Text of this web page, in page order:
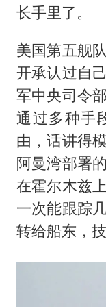
长手里了。
美国第五舰
开承认过自
军中央司令
通过多种手
由，话讲得
阿曼湾部署
在霍尔木兹
一次能跟踪
转给船东，